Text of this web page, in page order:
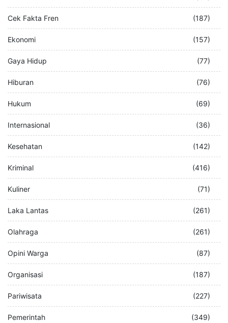
Cek Fakta Fren (187)
Ekonomi (157)
Gaya Hidup (77)
Hiburan (76)
Hukum (69)
Internasional (36)
Kesehatan (142)
Kriminal (416)
Kuliner (71)
Laka Lantas (261)
Olahraga (261)
Opini Warga (87)
Organisasi (187)
Pariwisata (227)
Pemerintah (349)